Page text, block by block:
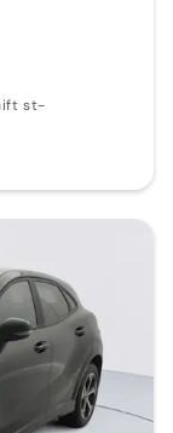
st-